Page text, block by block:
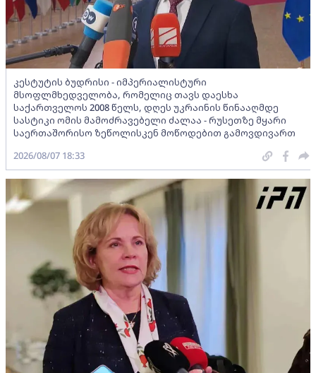
კესტუტის ბუდრისი - იმპერიალისტური
მსოფლმხედველობა, რომელიც თავს დაესხა
საქართველოს 2008 წელს, დღეს უკრაინის წინააღმდე
სასტიკი ომის მამოძრავებელი ძალაა - რუსეთზე მყარი
საერთაშორისო ზეწოლისკენ მოწოდებით გამოვდივართ
2026/08/07 18:33